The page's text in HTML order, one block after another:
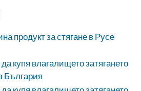
продукт за стягане в Русе
купя влагалището затягането
България